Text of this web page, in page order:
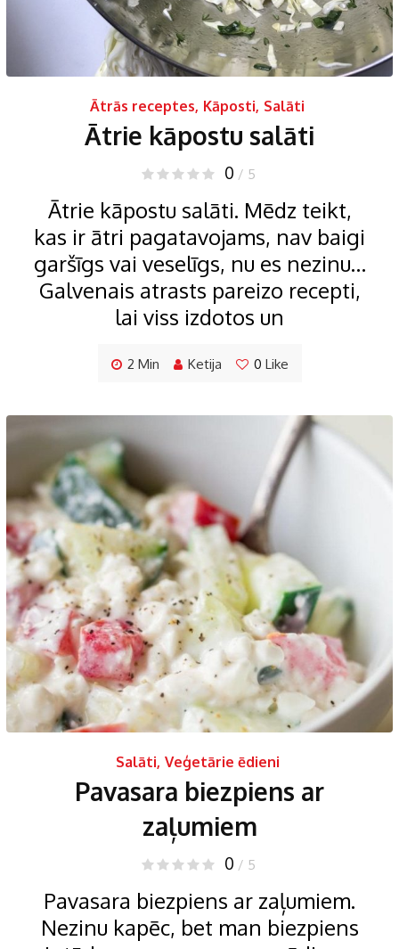
Ātrās receptes, Kāposti, Salāti
Ātrie kāpostu salāti
0 / 5
Ātrie kāpostu salāti. Mēdz teikt,
kas ir ātri pagatavojams, nav baigi
garšīgs vai veselīgs, nu es nezinu…
Galvenais atrasts pareizo recepti,
lai viss izdotos un
2 Min Ketija 0 Like
Salāti, Veģetārie ēdieni
Pavasara biezpiens ar
zaļumiem
0 / 5
Pavasara biezpiens ar zaļumiem.
Nezinu kapēc, bet man biezpiens